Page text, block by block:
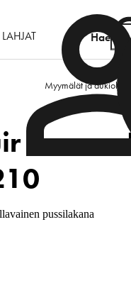
Myymälät ja
LAHJAT Hae
Cesena
pussilakana